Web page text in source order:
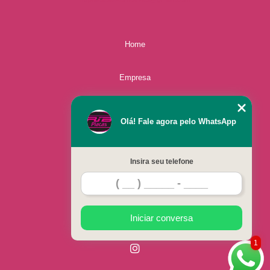
Home
Empresa
Contato
1
Olá! Fale agora pelo WhatsApp
Insira seu telefone
Iniciar conversa